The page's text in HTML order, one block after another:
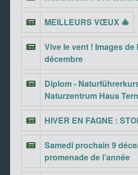
MEILLEURS VŒUX 🎄
Vive le vent ! Images de
décembre
Diplom -
Naturzentrum Haus
HIVER EN FAGNE :
Samedi prochain 9
promenade de l’année